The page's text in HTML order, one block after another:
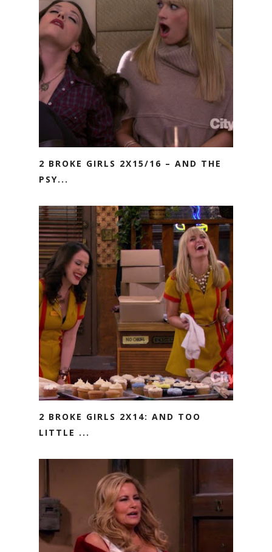
2 BROKE GIRLS 2X15/16 – AND THE
PSY...
2 BROKE GIRLS 2X14: AND TOO
LITTLE ...